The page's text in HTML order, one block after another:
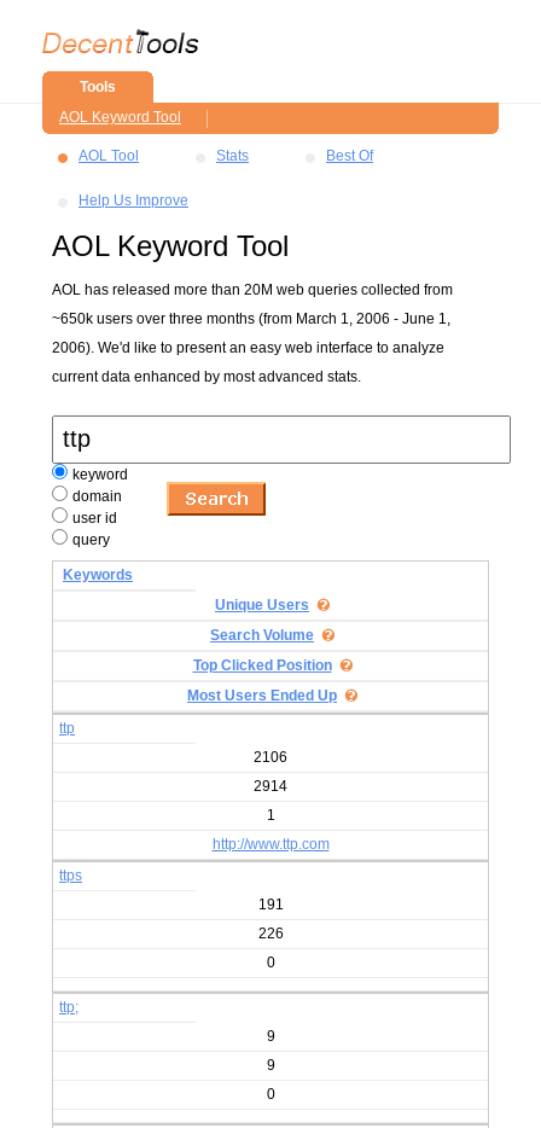
Tools
AOL Keyword Tool
AOL Tool Stats Best Of
Help Us Improve
AOL Keyword Tool
AOL has released more than 20M web queries collected from
~650k users over three months (from March 1, 2006 - June 1,
2006). We'd like to present an easy web interface to analyze
current data enhanced by most advanced stats.
keyword
domain
user id
query
Keywords
Unique Users
Search Volume
Top Clicked Position
Most Users Ended Up
ttp
2106
2914
1
http://www.ttp.com
ttps
191
226
0
ttp;
9
9
0